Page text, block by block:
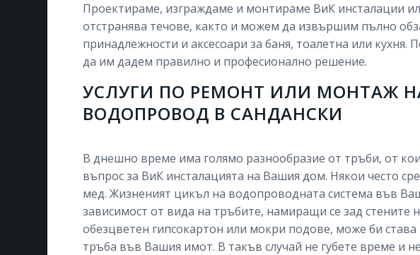
Проектираме, изграждаме и монтираме ВиК инсталации
отстранява течове, както и можем да извършим пълно
принадлежности и аксесоари за баня, тоалетна или
да им дадем правилно и професионално решение.
УСЛУГИ ПО РЕМОНТ ИЛИ МОНТАЖ
ВОДОПРОВОД В САНДАНСКИ
В днешно време има голямо разнообразие от тръби, от
въпрос за ВиК инсталацията на Вашия дом. Някои често
мед. Жизненият цикъл на водопроводната система във
зависимост от вида на тръбите, намиращи се зад стените
обезцветен гипсокартон или мокри подове, може би
тръба във Вашия имот. В такъв случай не губете време и